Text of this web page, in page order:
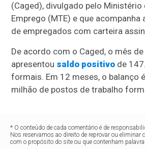
(Caged), divulgado pelo Ministério
Emprego (MTE) e que acompanha
de empregados com carteira
De acordo com o Caged, o mês
apresentou saldo positivo de
formais. Em 12 meses, o balanço
milhão de postos de trabalho
* O conteúdo de cada comentário é de
Nos reservamos ao direito de reprovar ou eliminar
com o propósito do site ou que contenham